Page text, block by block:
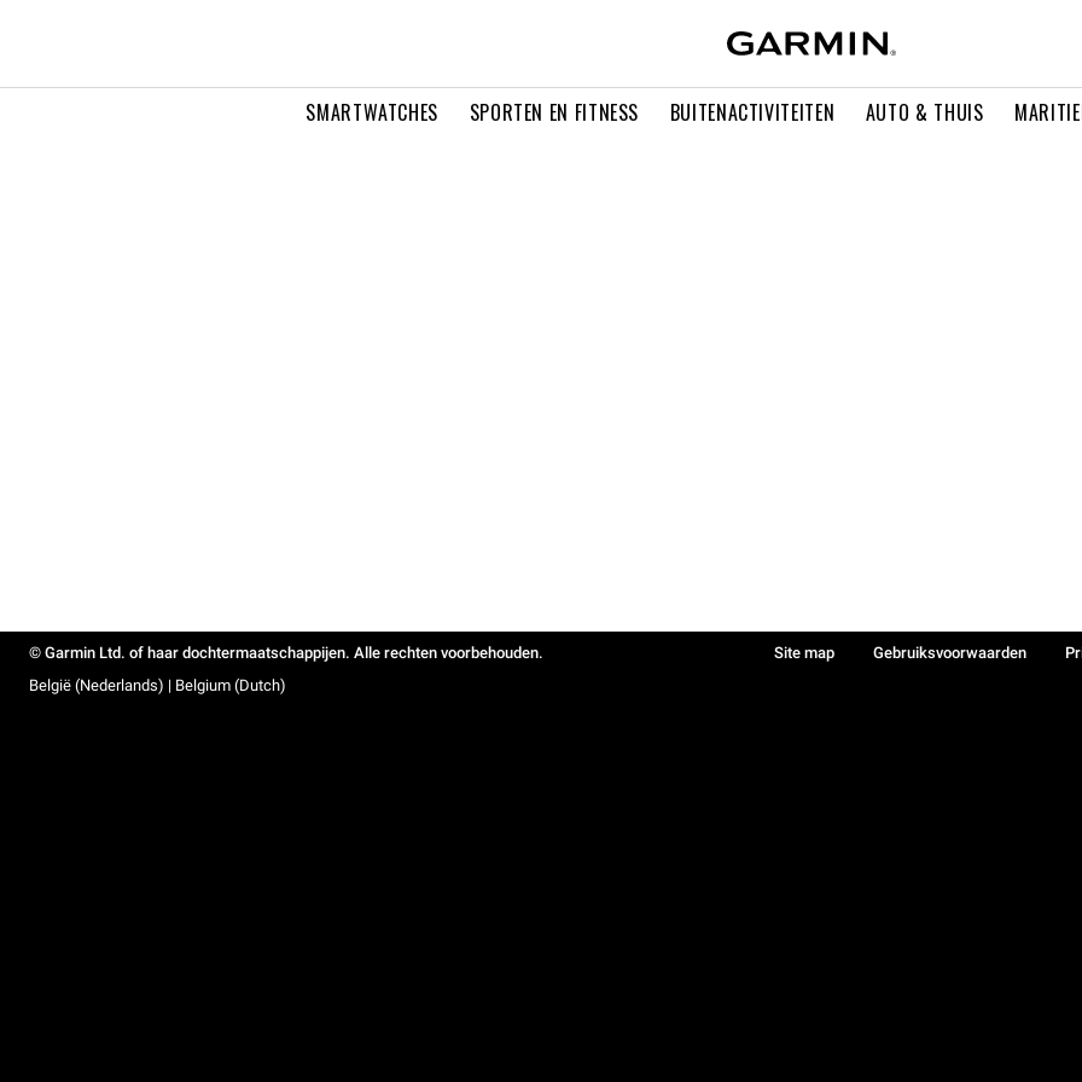
SMARTWATCHES SPORTEN EN FITNESS BUITENACTIVITEITEN AUTO & THUIS
© Garmin Ltd. of haar dochtermaatschappijen. Alle rechten voorbehouden. Site map Gebruiksvoorwaarden
België (Nederlands) | Belgium (Dutch)